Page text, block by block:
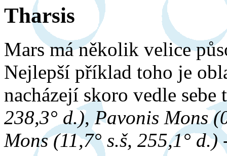
Tharsis
Mars má několik velice
Nejlepší příklad toho je
nacházejí skoro vedle
238,3° d.),Pavonis Mons
Mons (11,7° s.š, 255,1° d.)